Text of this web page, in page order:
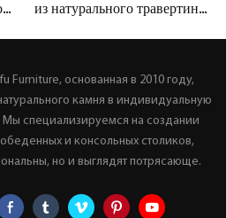
из натурального травертина
изготовленный на заказ.
Furniture, основанная в 2010 году,
камня в индивидуальную
специализируемся на создании
и консольных столиков,
но и выглядят потрясающе.